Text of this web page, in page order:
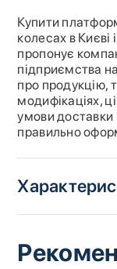
Купити
колесах в Києві
пропонує
підприємства
про продукцію,
модифікаціях,
умови доставки
правильно